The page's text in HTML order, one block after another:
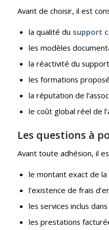
Avant de choisir, il est
la qualité du support
les modèles
la réactivité du
les formations
la réputation de
le coût global réel de
Les questions à
Avant toute adhésion, il
le montant exact de la
l’existence de frais
les services inclus
les prestations